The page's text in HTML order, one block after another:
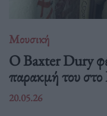
Μουσική
Ο Baxter Dury
παρακμή του
20.05.26